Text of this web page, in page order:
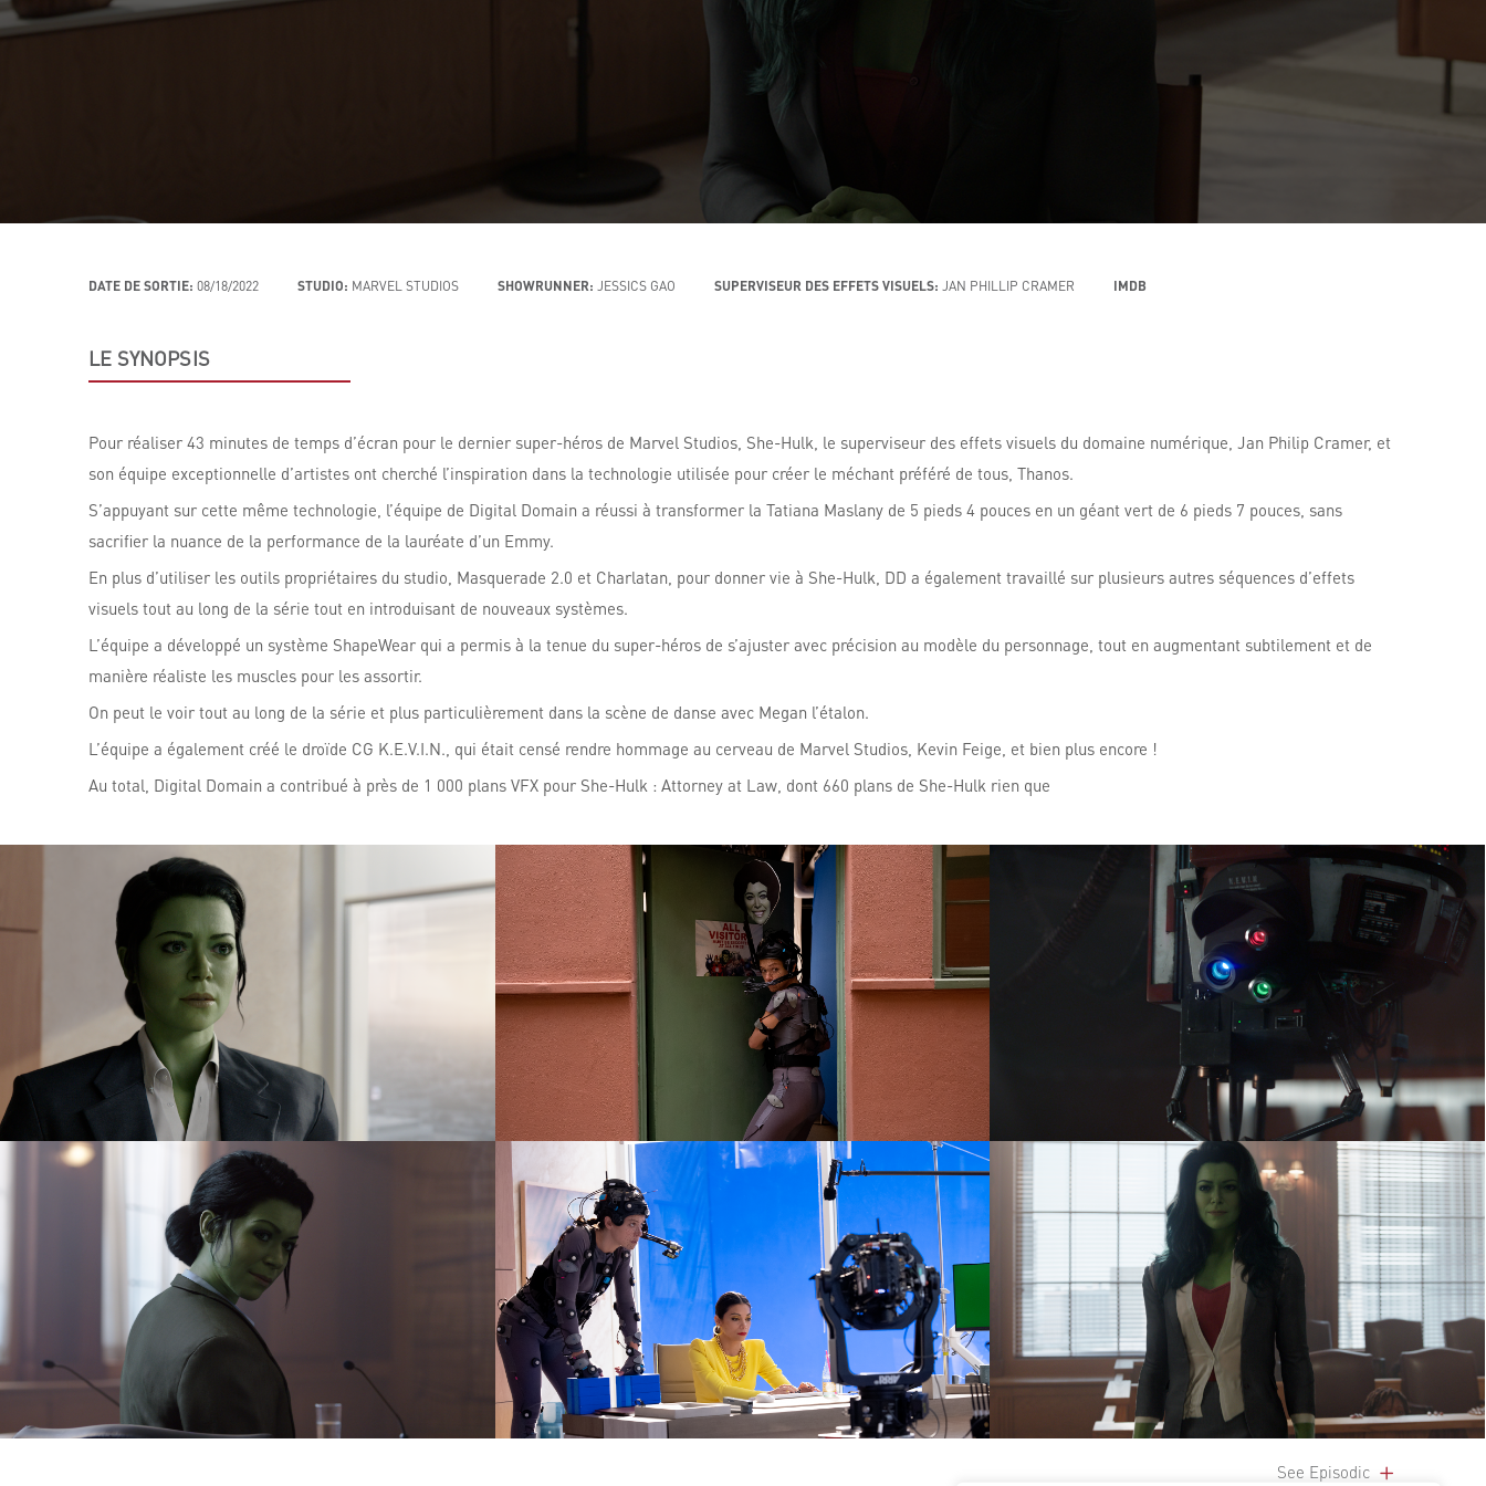
DATE DE SORTIE: 08/18/2022 STUDIO: MARVEL STUDIOS SHOWRUNNER: JESSICS GAO SUPERVISEUR DES EFFETS VISUELS: JAN PHILLIP CRAMER IMDB
LE SYNOPSIS
Pour réaliser 43 minutes de temps d’écran pour le dernier super-héros de Marvel Studios, She-Hulk, le superviseur des effets visuels du domaine numérique, Jan Philip Cramer, et
son équipe exceptionnelle d’artistes ont cherché l’inspiration dans la technologie utilisée pour créer le méchant préféré de tous, Thanos.
S’appuyant sur cette même technologie, l’équipe de Digital Domain a réussi à transformer la Tatiana Maslany de 5 pieds 4 pouces en un géant vert de 6 pieds 7 pouces, sans
sacrifier la nuance de la performance de la lauréate d’un Emmy.
En plus d’utiliser les outils propriétaires du studio, Masquerade 2.0 et Charlatan, pour donner vie à She-Hulk, DD a également travaillé sur plusieurs autres séquences d’effets
visuels tout au long de la série tout en introduisant de nouveaux systèmes.
L’équipe a développé un système ShapeWear qui a permis à la tenue du super-héros de s’ajuster avec précision au modèle du personnage, tout en augmentant subtilement et de
manière réaliste les muscles pour les assortir.
On peut le voir tout au long de la série et plus particulièrement dans la scène de danse avec Megan l’étalon.
L’équipe a également créé le droïde CG K.E.V.I.N., qui était censé rendre hommage au cerveau de Marvel Studios, Kevin Feige, et bien plus encore !
Au total, Digital Domain a contribué à près de 1 000 plans VFX pour She-Hulk : Attorney at Law, dont 660 plans de She-Hulk rien que
See Episodic